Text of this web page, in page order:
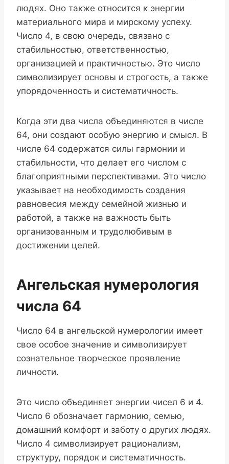
людях. Оно также относится к энергии
материального мира и мирскому успеху.
Число 4, в свою очередь, связано с
стабильностью, ответственностью,
организацией и практичностью. Это число
символизирует основы и строгость, а также
упорядоченность и систематичность.
Когда эти два числа объединяются в числе
64, они создают особую энергию и смысл. В
числе 64 содержатся силы гармонии и
стабильности, что делает его числом с
благоприятными перспективами. Это число
указывает на необходимость создания
равновесия между семейной жизнью и
работой, а также на важность быть
организованным и трудолюбивым в
достижении целей.
Ангельская нумерология
числа 64
Число 64 в ангельской нумерологии имеет
свое особое значение и символизирует
сознательное творческое проявление
личности.
Это число объединяет энергии чисел 6 и 4.
Число 6 обозначает гармонию, семью,
домашний комфорт и заботу о других людях.
Число 4 символизирует рационализм,
структуру, порядок и систематичность.